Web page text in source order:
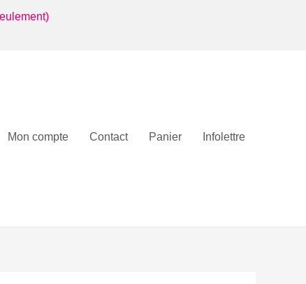
Mon compte Contact Panier Infolettre